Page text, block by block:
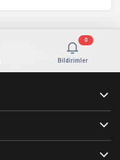
Bildirimler
0